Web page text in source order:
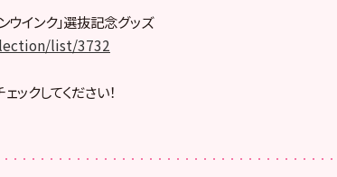
インク」選抜記念グッズ
list/3732
クしてください！